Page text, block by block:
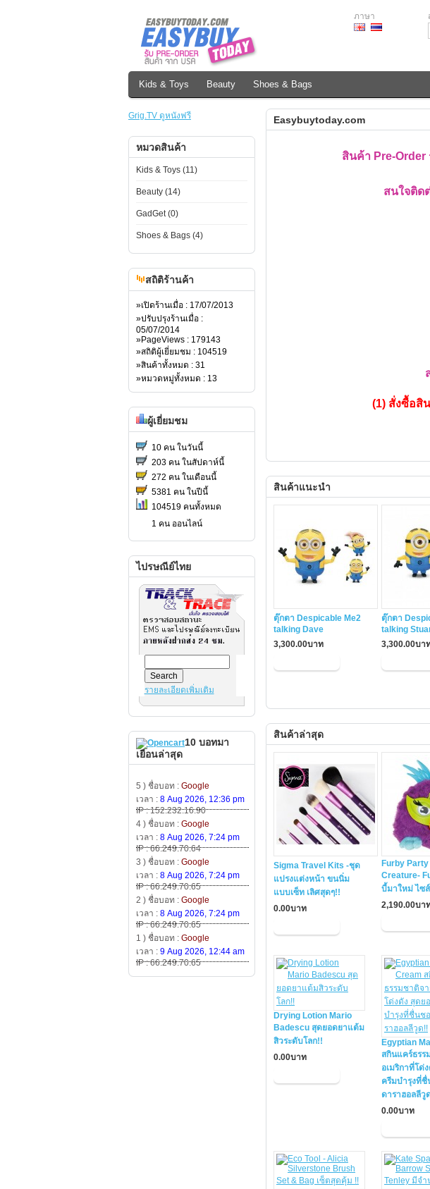
ภาษา
Kids & Toys Beauty Shoes & Bags
Grig.TV ดูหนังฟรี
หมวดสินค้า
Kids & Toys (11)
Beauty (14)
GadGet (0)
Shoes & Bags (4)
สถิติร้านค้า
»เปิดร้านเมื่อ : 17/07/2013
»ปรับปรุงร้านเมื่อ :
05/07/2014
»PageViews : 179143
»สถิติผู้เยี่ยมชม : 104519
»สินค้าทั้งหมด : 31
»หมวดหมู่ทั้งหมด : 13
ผู้เยี่ยมชม
10 คน ในวันนี้
203 คน ในสัปดาห์นี้
272 คน ในเดือนนี้
5381 คน ในปีนี้
104519 คนทั้งหมด
1 คน ออนไลน์
ไปรษณีย์ไทย
รายละเอียดเพิ่มเติม
10 บอทมา
เยือนล่าสุด
5 ) ชื่อบอท : Google
เวลา : 8 Aug 2026, 12:36 pm
IP : 152.232.16.90
4 ) ชื่อบอท : Google
เวลา : 8 Aug 2026, 7:24 pm
IP : 66.249.70.64
3 ) ชื่อบอท : Google
เวลา : 8 Aug 2026, 7:24 pm
IP : 66.249.70.65
2 ) ชื่อบอท : Google
เวลา : 8 Aug 2026, 7:24 pm
IP : 66.249.70.65
1 ) ชื่อบอท : Google
เวลา : 9 Aug 2026, 12:44 am
IP : 66.249.70.65
Easybuytoday.com
สินค้า Pre-Order
สนใจติด
(1) สั่งซื้อสิ
สินค้าแนะนำ
ตุ๊กตา Despicable Me2
talking Dave
3,300.00บาท
ตุ๊กตา
talking
3,300.00บา
สินค้าล่าสุด
Sigma Travel Kits -ชุด
แปรงแต่งหน้า ขนนิ่ม
แบบเซ็ท เลิศสุดๆ!!
0.00บาท
Furby
Creature-
บี้มาใหม่ ไซ
2,190.00บา
Drying Lotion Mario
Badescu สุดยอดยาแต้ม
สิวระดับโลก!!
0.00บาท
Egyptian
สกินแคร์ธรร
อเมริกาที่โด่
ครีมบำรุงที่
ดาราฮอลลีวู
0.00บาท